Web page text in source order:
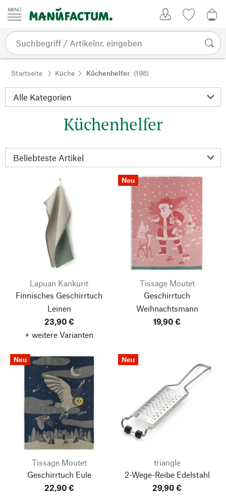
Zum Inhalt springen
Startseite Küche Küchenhelfer (198)
Küchenhelfer
Lapuan Kankurit
Finnisches Geschirrtuch
Leinen
23,90 €
+ weitere Varianten
Neu
Tissage Moutet
Geschirrtuch
Weihnachtsmann
19,90 €
Neu
Tissage Moutet
Geschirrtuch Eule
22,90 €
Neu
triangle
2-Wege-Reibe Edelstahl
29,90 €